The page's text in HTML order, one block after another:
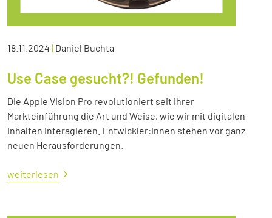
18.11.2024 | Daniel Buchta
Use Case gesucht?! Gefunden!
Die Apple Vision Pro revolutioniert seit ihrer
Markteinführung die Art und Weise, wie wir mit digitalen
Inhalten interagieren. Entwickler:innen stehen vor ganz
neuen Herausforderungen.
weiterlesen